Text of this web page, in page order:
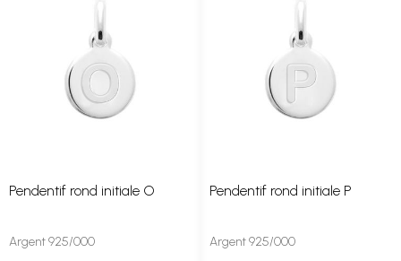
Pendentif rond initiale O
Argent 925/000
Pendentif rond initiale P
Argent 925/000